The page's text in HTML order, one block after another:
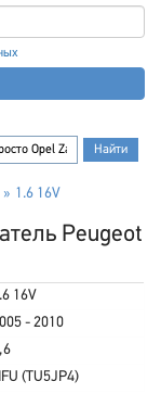
1.6 16V
Peugeot
16V
- 2010
(TU5JP4)